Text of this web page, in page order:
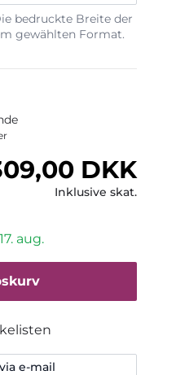
bedruckte Breite der
gewählten Format.
DKK
Inklusive skat.
aug.
e-mail